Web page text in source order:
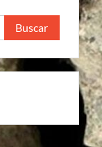
Buscar: